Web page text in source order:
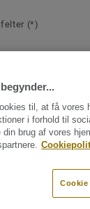
(*)
for
til, at få vores
i forhold til
din brug af vores